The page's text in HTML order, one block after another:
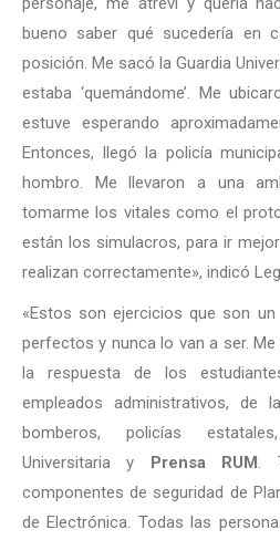
bueno saber qué sucedería en
posición. Me sacó la Guardia
estaba ‘quemándome’. Me
estuve esperando
Entonces, llegó la policía
hombro. Me llevaron a una
tomarme los vitales como el
están los simulacros, para ir
realizan correctamente», indicó
«Estos son ejercicios que son
perfectos y nunca lo van a ser.
la respuesta de los
empleados administrativos, de
bomberos, policías
Universitaria y Prensa RUM .
componentes de seguridad de
de Electrónica. Todas las